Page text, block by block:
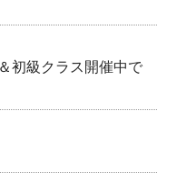
初級クラス開催中で